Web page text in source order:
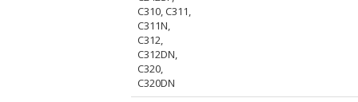
C310, C311,
C311N,
C312,
C312DN,
C320,
C320DN